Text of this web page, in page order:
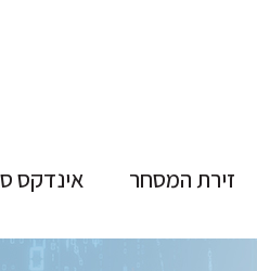
זירת המסחר אינדקס